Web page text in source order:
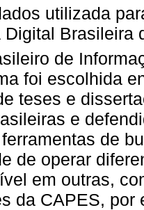
utilizada
Brasileira
de
foi escolhida
teses e
e
de
de operar
em outras,
da CAPES, por